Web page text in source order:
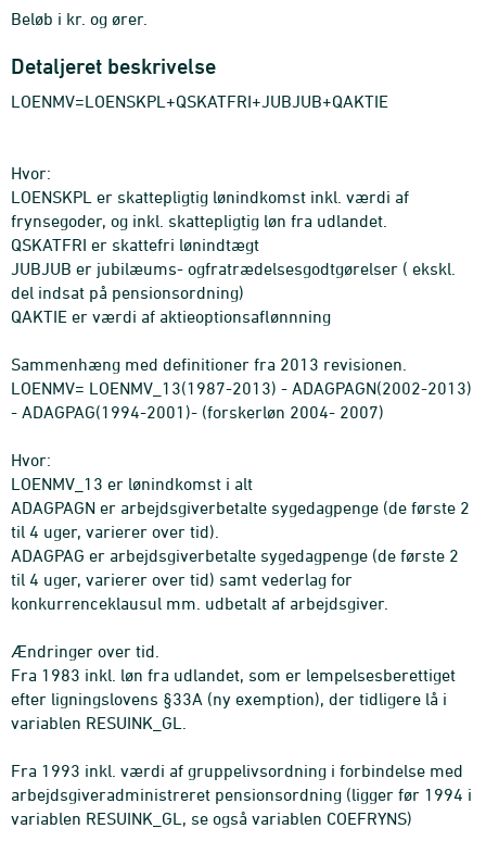
Beløb i kr. og ører.
Detaljeret beskrivelse
LOENMV=LOENSKPL+QSKATFRI+JUBJUB+QAKTIE
Hvor:
LOENSKPL er skattepligtig lønindkomst inkl. værdi af
frynsegoder, og inkl. skattepligtig løn fra udlandet.
QSKATFRI er skattefri lønindtægt
JUBJUB er jubilæums- ogfratrædelsesgodtgørelser ( ekskl.
del indsat på pensionsordning)
QAKTIE er værdi af aktieoptionsaflønnning
Sammenhæng med definitioner fra 2013 revisionen.
LOENMV= LOENMV_13(1987-2013) - ADAGPAGN(2002-2013)
- ADAGPAG(1994-2001)- (forskerløn 2004- 2007)
Hvor:
LOENMV_13 er lønindkomst i alt
ADAGPAGN er arbejdsgiverbetalte sygedagpenge (de første 2
til 4 uger, varierer over tid).
ADAGPAG er arbejdsgiverbetalte sygedagpenge (de første 2
til 4 uger, varierer over tid) samt vederlag for
konkurrenceklausul mm. udbetalt af arbejdsgiver.
Ændringer over tid.
Fra 1983 inkl. løn fra udlandet, som er lempelsesberettiget
efter ligningslovens §33A (ny exemption), der tidligere lå i
variablen RESUINK_GL.
Fra 1993 inkl. værdi af gruppelivsordning i forbindelse med
arbejdsgiveradministreret pensionsordning (ligger før 1994 i
variablen RESUINK_GL, se også variablen COEFRYNS)